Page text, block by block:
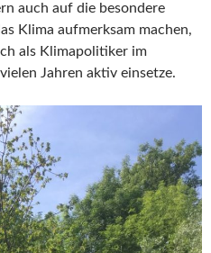
auch auf die besondere
Klima aufmerksam machen,
als Klimapolitiker im
Jahren aktiv einsetze.